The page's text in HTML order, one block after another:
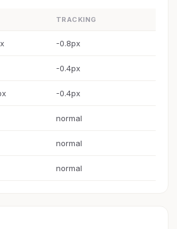
TRACKING
-0.8px
-0.4px
-0.4px
normal
normal
normal